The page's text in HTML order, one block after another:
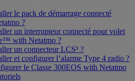
le pack de démarrage connecté
?
un interrupteur connecté pour volet
with Netatmo ?
un connecteur LCS³ ?
et configurer l’alarme Type 4 radio ?
le Classe 300EOS with Netatmo